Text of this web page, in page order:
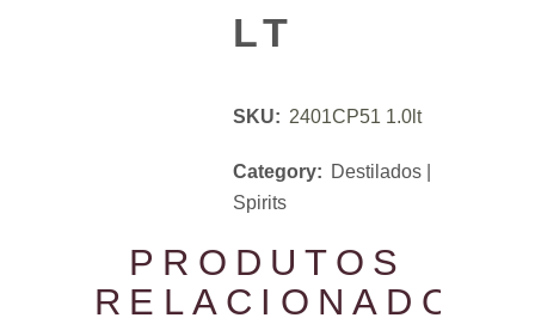
LT
SKU: 2401CP51 1.0lt
Category: Destilados |
Spirits
PRODUTOS
RELACIONADOS